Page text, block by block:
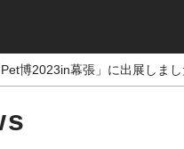
Pet博2023in幕張」に出展しま